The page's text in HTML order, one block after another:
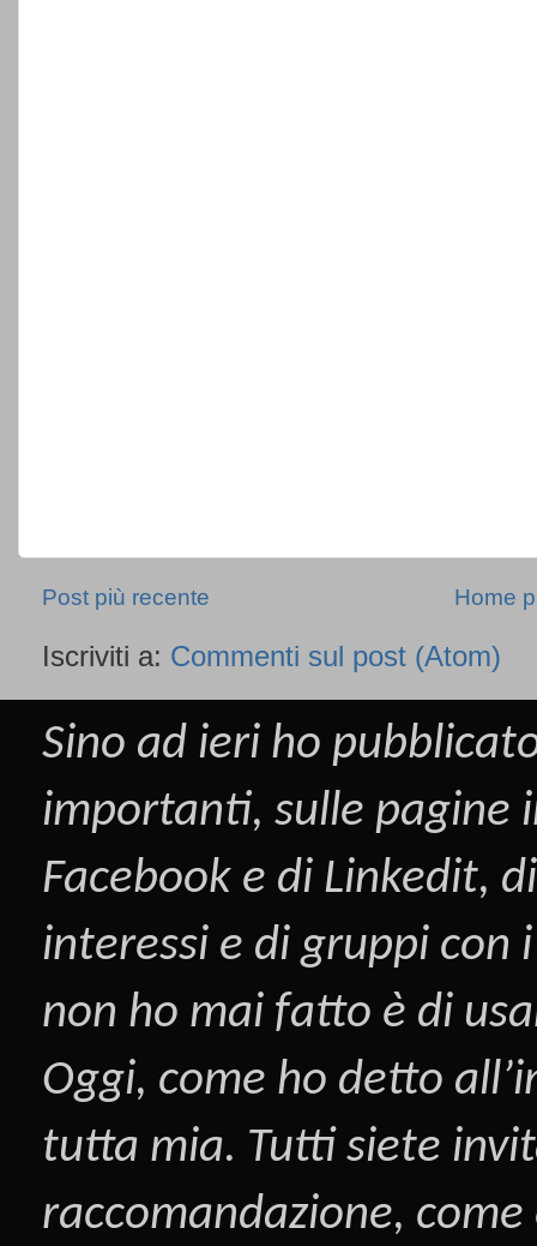
Post più recente Home
Iscriviti a: Commenti sul post (Atom)
Sino ad ieri ho
importanti, sulle pagine
Facebook e di Linkedit,
interessi e di gruppi con
non ho mai fatto è di
Oggi, come ho detto
tutta mia. Tutti siete
raccomandazione,